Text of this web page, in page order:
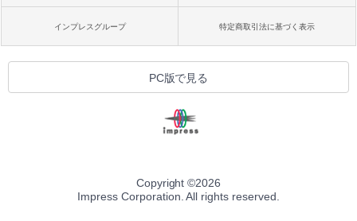
インプレスグループ 特定商取引法に基づく表示
PC版で見る
Copyright ©2026
Impress Corporation. All rights reserved.